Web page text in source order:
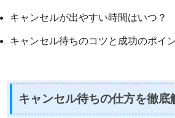
キャンセルが出やすい時間はいつ？
キャンセル待ちのコツと成功のポイ
キャンセル待ちの仕方を徹底